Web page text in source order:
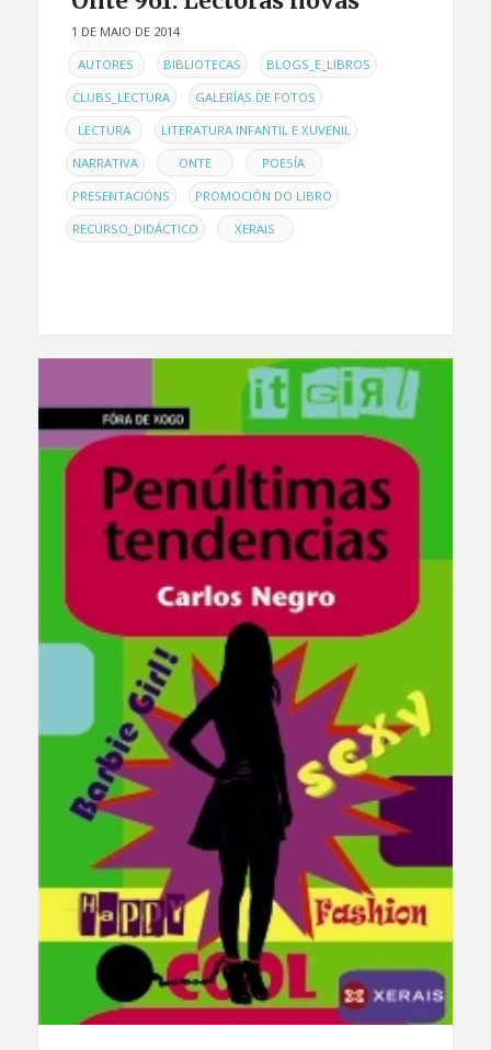
1 DE MAIO DE 2014
EN AUTORES , BIBLIOTECAS , BLOGS_E_LIBROS ,
CLUBS_LECTURA , GALERÍAS DE FOTOS ,
LECTURA , LITERATURA INFANTIL E XUVENIL ,
NARRATIVA , ONTE , POESÍA ,
PRESENTACIÓNS , PROMOCIÓN DO LIBRO ,
RECURSO_DIDÁCTICO , XERAIS